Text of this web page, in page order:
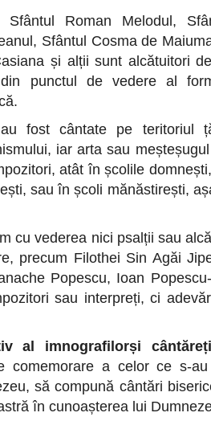
Sfântul Roman Melodul,
Sfântul Cosma de
și alții sunt alcătuitori
din punctul de vedere al
au fost cântate pe teritoriul
iar arta sau
atât în școlile
sau în școli mănăstirești,
cu vederea nici psalții sau
precum Filothei Sin Agăi
Popescu, Ioan
sau interpreți, ci
al imnografilorși
comemorare a celor ce s-
să compună cântări
în cunoașterea lui